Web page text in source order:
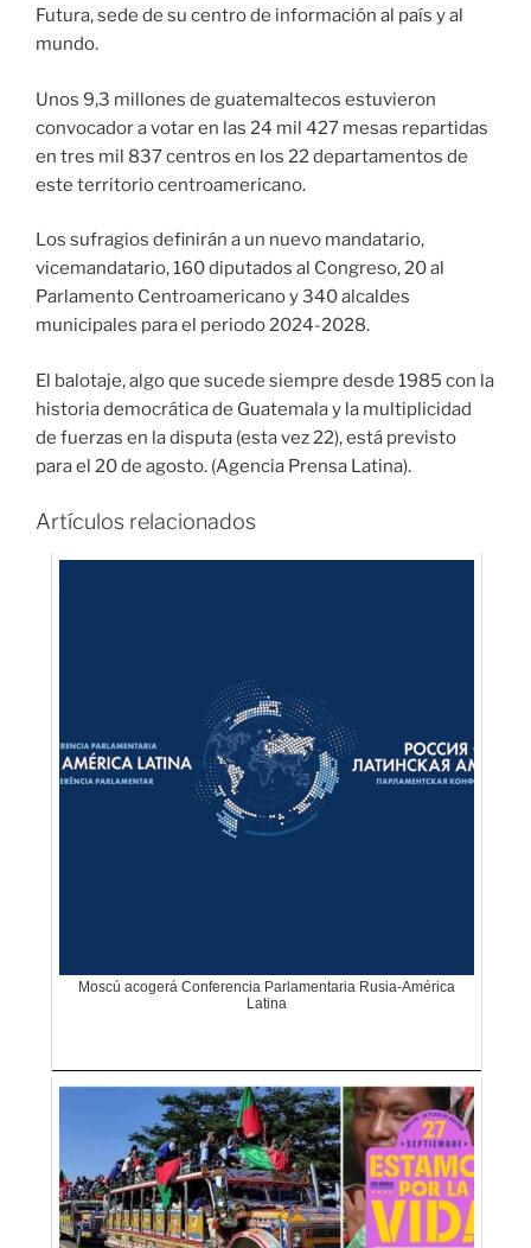
Futura, sede de su centro de información al país y al
mundo.
Unos 9,3 millones de guatemaltecos estuvieron
convocador a votar en las 24 mil 427 mesas repartidas
en tres mil 837 centros en los 22 departamentos de
este territorio centroamericano.
Los sufragios definirán a un nuevo mandatario,
vicemandatario, 160 diputados al Congreso, 20 al
Parlamento Centroamericano y 340 alcaldes
municipales para el periodo 2024-2028.
El balotaje, algo que sucede siempre desde 1985 con la
historia democrática de Guatemala y la multiplicidad
de fuerzas en la disputa (esta vez 22), está previsto
para el 20 de agosto. (Agencia Prensa Latina).
Artículos relacionados
Moscú acogerá Conferencia Parlamentaria Rusia-América
Latina